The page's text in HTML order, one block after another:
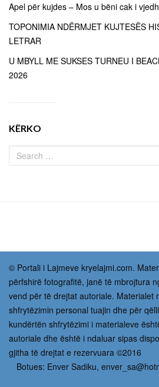
Apel për kujdes – Mos u bëni cak i
TOPONIMIA NDËRMJET KUJTESËS
LETRAR
U MBYLL ME SUKSES TURNEU I
2026
KËRKO
© Portali i Lajmeve kryelajmi.com.
përfshirë fotografitë, janë të mbrojtura
vend për të drejtat autoriale. Materialet
shfrytëzimin personal tuajin dhe për
kundërtën shfrytëzimi i materialeve
autoriale dhe është i ndaluar sipas
gjitha të drejtat e rezervuara ©2016
Botues: Enver Sadiku,